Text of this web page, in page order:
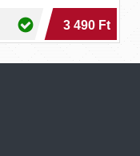
3 490 Ft